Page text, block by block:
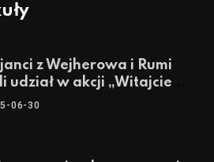
z Wejherowa i Rumi
udział w akcji „Witajcie
06-30